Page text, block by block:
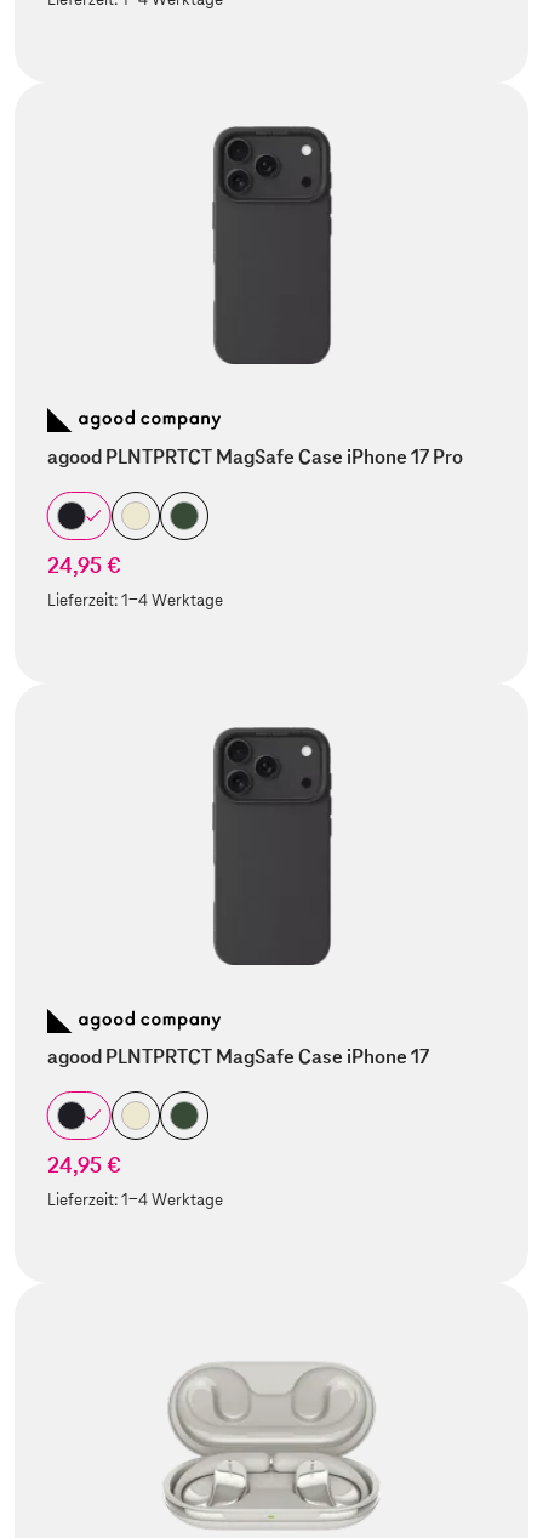
agood PLNTPRTCT MagSafe Case iPhone 17 Pro
24,95 €
Lieferzeit:1-4 Werktage
agood PLNTPRTCT MagSafe Case iPhone 17
24,95 €
Lieferzeit:1-4 Werktage